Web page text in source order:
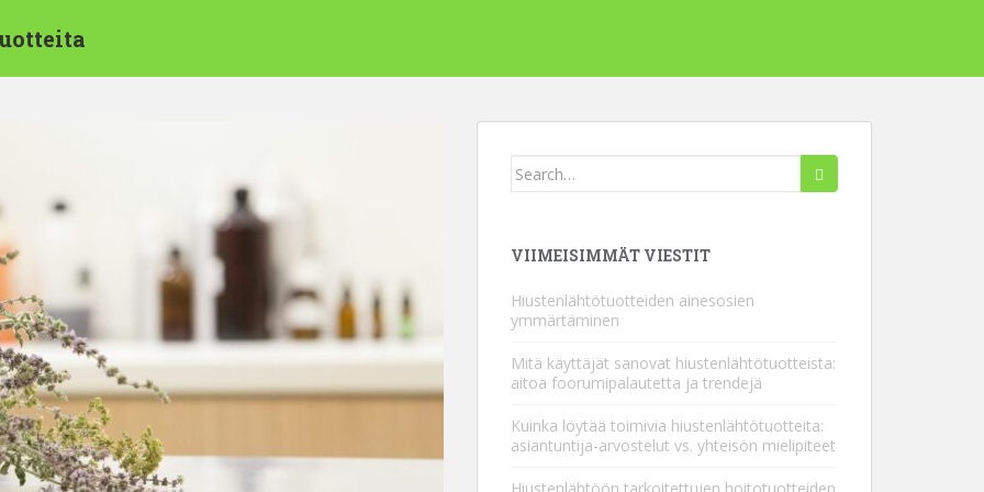
Hae:
VIIMEISIMMÄT VIESTIT
Hiustenlähtötuotteiden ainesosien
ymmärtäminen
Mitä käyttäjät sanovat hiustenlähtötuotteista:
aitoa foorumipalautetta ja trendejä
Kuinka löytää toimivia hiustenlähtötuotteita:
asiantuntija-arvostelut vs. yhteisön mielipiteet